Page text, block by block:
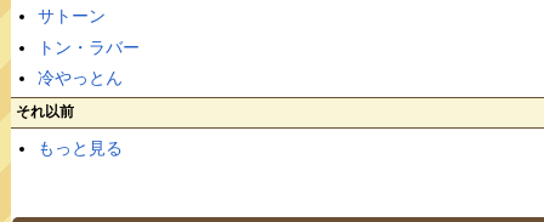
サトーン
トン・ラバー
冷やっとん
それ以前
もっと見る